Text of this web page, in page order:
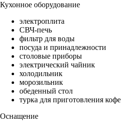
Кухонное оборудование
электроплита
СВЧ-печь
фильтр для воды
посуда и принадлежности
столовые приборы
электрический чайник
холодильник
морозильник
обеденный стол
турка для приготовления кофе
Оснащение